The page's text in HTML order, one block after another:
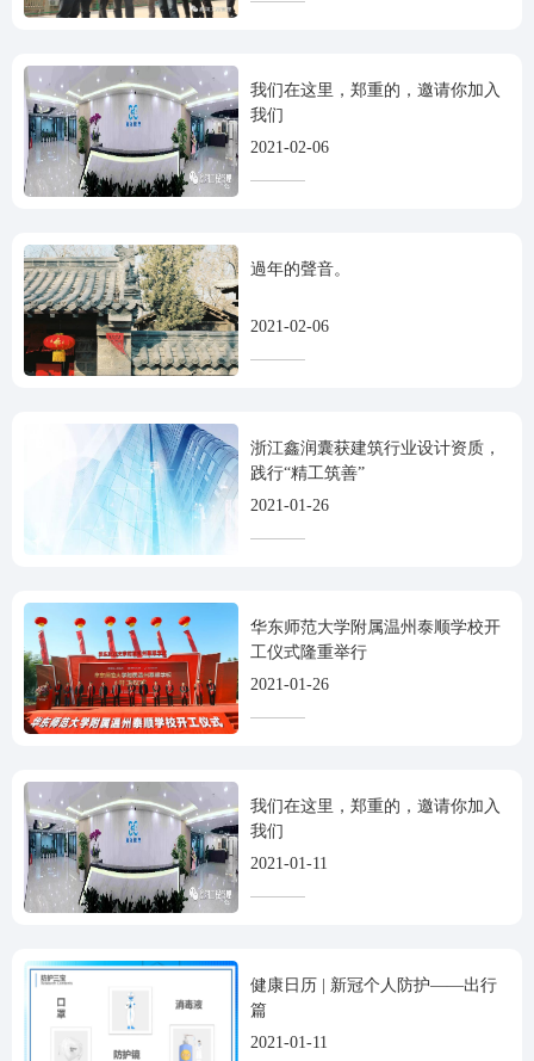
我们在这里，郑重的，邀请你加入
我们
2021-02-06
過年的聲音。
2021-02-06
浙江鑫润囊获建筑行业设计资质，
践行“精工筑善”
2021-01-26
华东师范大学附属温州泰顺学校开
工仪式隆重举行
2021-01-26
我们在这里，郑重的，邀请你加入
我们
2021-01-11
健康日历 | 新冠个人防护——出行
篇
2021-01-11